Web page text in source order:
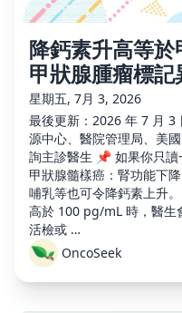
降鈣素升高等
甲狀腺腫瘤標
星期五, 7月 3, 2026
最後更新：2026 年 7 月 3
源中心、醫院管理局、美
詢主診醫生 📌 如果你只
甲狀腺髓樣癌：腎功能下
哺乳等也可令降鈣素上升
高於 100 pg/mL 時，醫生
活檢或 …
OncoSeek